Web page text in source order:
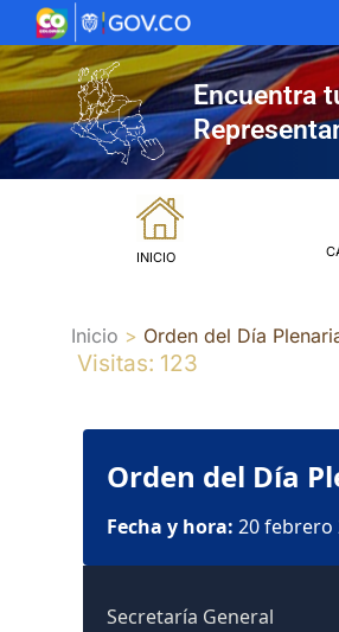
al
contenido
Encuentra
INICIO
Inicio Orden del Día
Visitas: 123
Orden del Día
Fecha y hora: 20 febrero
Secretaría General